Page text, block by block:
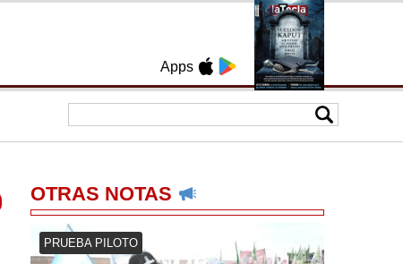
Apps
OTRAS NOTAS
PRUEBA PILOTO